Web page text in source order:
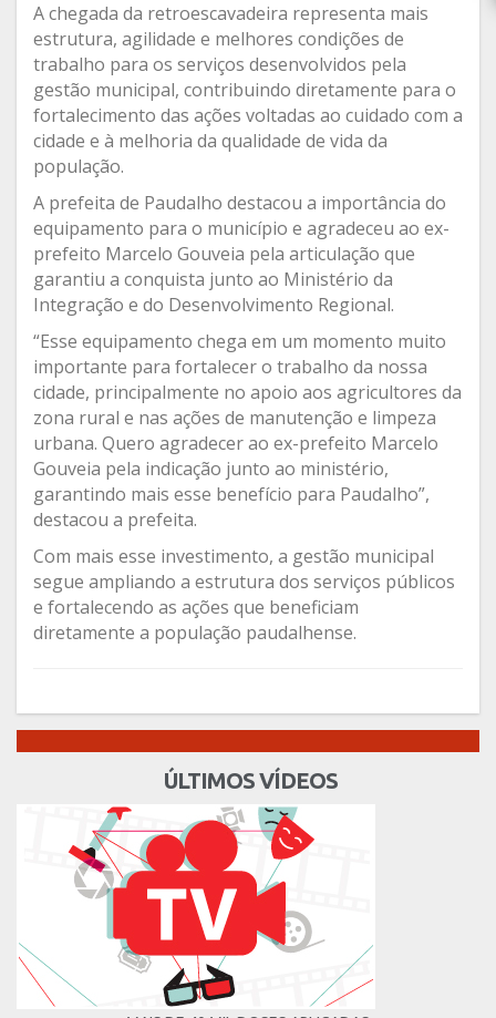
A chegada da retroescavadeira representa mais
estrutura, agilidade e melhores condições de
trabalho para os serviços desenvolvidos pela
gestão municipal, contribuindo diretamente para o
fortalecimento das ações voltadas ao cuidado com a
cidade e à melhoria da qualidade de vida da
população.
A prefeita de Paudalho destacou a importância do
equipamento para o município e agradeceu ao ex-
prefeito Marcelo Gouveia pela articulação que
garantiu a conquista junto ao Ministério da
Integração e do Desenvolvimento Regional.
“Esse equipamento chega em um momento muito
importante para fortalecer o trabalho da nossa
cidade, principalmente no apoio aos agricultores da
zona rural e nas ações de manutenção e limpeza
urbana. Quero agradecer ao ex-prefeito Marcelo
Gouveia pela indicação junto ao ministério,
garantindo mais esse benefício para Paudalho”,
destacou a prefeita.
Com mais esse investimento, a gestão municipal
segue ampliando a estrutura dos serviços públicos
e fortalecendo as ações que beneficiam
diretamente a população paudalhense.
ÚLTIMOS VÍDEOS